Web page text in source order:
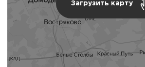
Загрузить карту